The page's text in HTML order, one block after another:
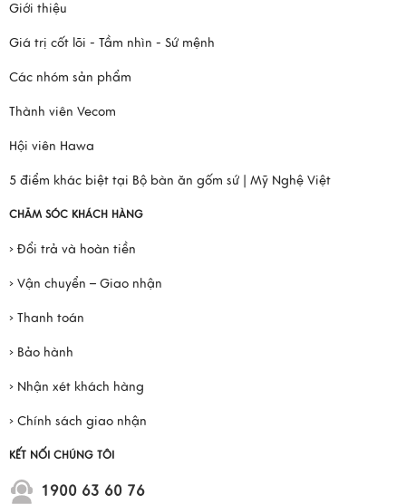
Giới thiệu
Giá trị cốt lõi - Tầm nhìn - Sứ mệnh
Các nhóm sản phẩm
Thành viên Vecom
Hội viên Hawa
5 điểm khác biệt tại Bộ bàn ăn gốm sứ | Mỹ Nghệ Việt
CHĂM SÓC KHÁCH HÀNG
› Đổi trả và hoàn tiền
› Vận chuyển – Giao nhận
› Thanh toán
› Bảo hành
› Nhận xét khách hàng
› Chính sách giao nhận
KẾT NỐI CHÚNG TÔI
1900 63 60 76